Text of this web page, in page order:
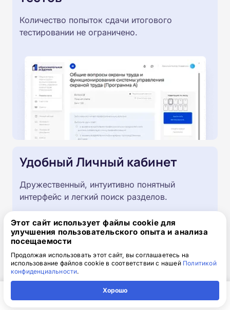
Количество попыток сдачи итогового
тестировании не ограничено.
Удобный Личный кабинет
Дружественный, интуитивно понятный
интерфейс и легкий поиск разделов.
Этот сайт использует файлы cookie для
улучшения пользовательского опыта и анализа
посещаемости
Продолжая использовать этот сайт, вы соглашаетесь на
использование файлов cookie в соответствии с нашей Политикой
конфиденциальности.
Хорошо